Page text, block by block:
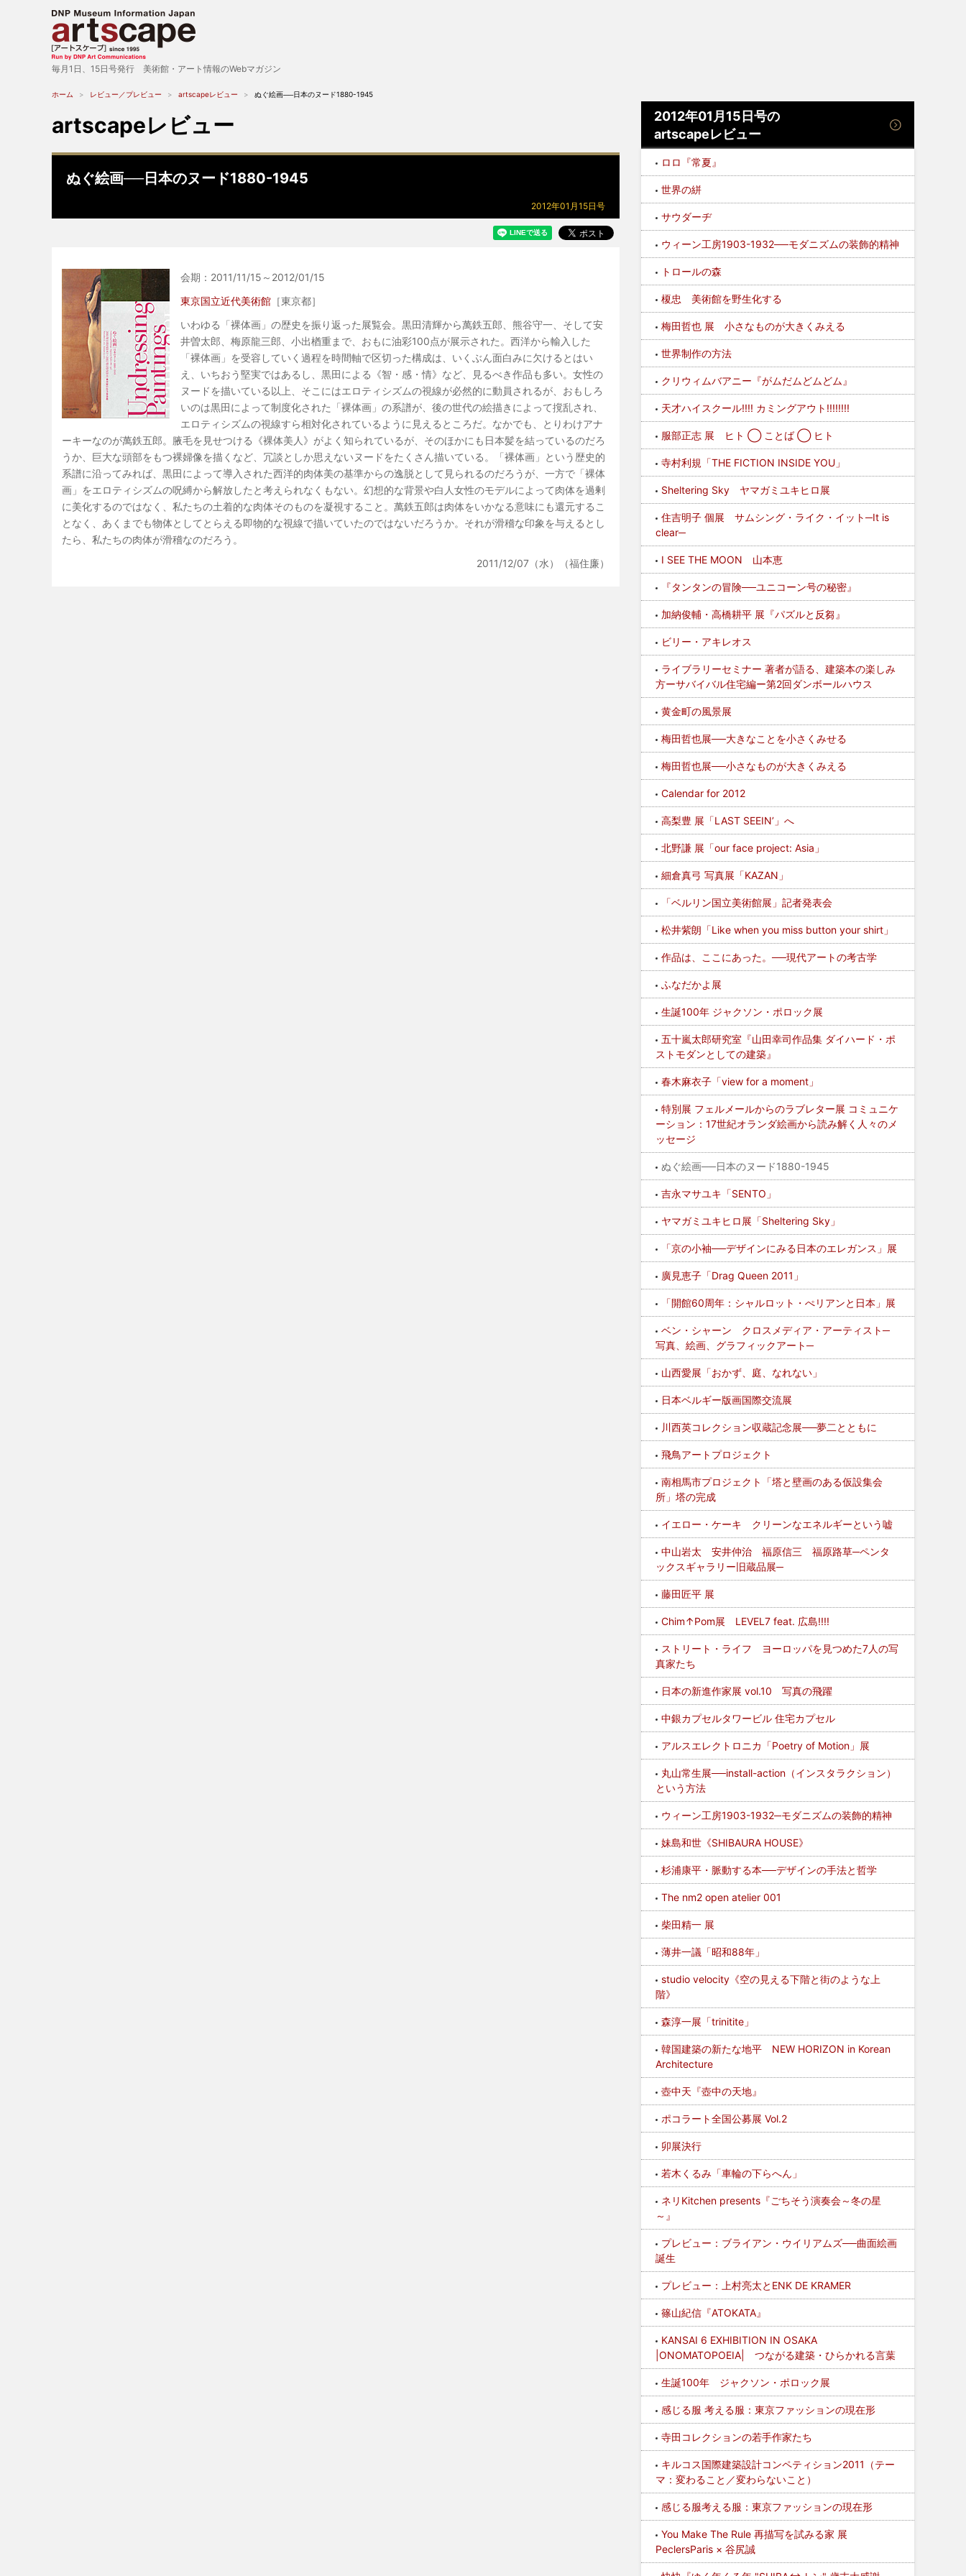
ホーム レビュー／プレビュー artscapeレビュー ぬぐ絵画──日本のヌード1880-1945
artscapeレビュー
ぬぐ絵画──日本のヌード1880-1945
2012年01月15日号
会期：2011/11/15～2012/01/15
東京国立近代美術館 ［東京都］
いわゆる「裸体画」の歴史を振り返った展覧会。黒田清輝から萬鉄五郎、熊谷守一、そして安
井曽太郎、梅原龍三郎、小出楢重まで、おもに油彩100点が展示された。西洋から輸入した
「裸体画」を受容していく過程を時間軸で区切った構成は、いくぶん面白みに欠けるとはい
え、いちおう堅実ではあるし、黒田による《智・感・情》など、見るべき作品も多い。女性の
ヌードを描いている以上、そこにはエロティシズムの視線が必然的に動員されるが、おもしろ
いのは黒田によって制度化された「裸体画」の系譜が、後の世代の絵描きによって撹乱され、
エロティシズムの視線すら相対化されているように見えるところだ。なかでも、とりわけアナ
ーキーなのが萬鉄五郎。腋毛を見せつける《裸体美人》がよく知られているが、そのほかにも日本髪を結っているのだろ
うか、巨大な頭部をもつ裸婦像を描くなど、冗談としか思えないヌードをたくさん描いている。「裸体画」という歴史的
系譜に沿ってみれば、黒田によって導入された西洋的肉体美の基準からの逸脱として見られるのだろうが、一方で「裸体
画」をエロティシズムの呪縛から解放したと考えられなくもない。幻想的な背景や白人女性のモデルによって肉体を過剰
に美化するのではなく、私たちの土着的な肉体そのものを凝視すること。萬鉄五郎は肉体をいかなる意味にも還元するこ
となく、あくまでも物体としてとらえる即物的な視線で描いていたのではないだろうか。それが滑稽な印象を与えるとし
たら、私たちの肉体が滑稽なのだろう。
2011/12/07（水）（福住廉）
2012年01月15日号の
artscapeレビュー
ロロ『常夏』
世界の絣
サウダーヂ
ウィーン工房1903-1932──モダニズムの装飾的精神
トロールの森
榎忠 美術館を野生化する
梅田哲也 展 小さなものが大きくみえる
世界制作の方法
クリウィムバアニー『がムだムどムどム』
天才ハイスクール!!!! カミングアウト!!!!!!!!
服部正志 展 ヒト ◯ ことば ◯ ヒト
寺村利規「THE FICTION INSIDE YOU」
Sheltering Sky ヤマガミユキヒロ展
住吉明子 個展 サムシング・ライク・イット─It is
clear─
I SEE THE MOON 山本恵
『タンタンの冒険──ユニコーン号の秘密』
加納俊輔・高橋耕平 展『パズルと反芻』
ビリー・アキレオス
ライブラリーセミナー 著者が語る、建築本の楽しみ
方ーサバイバル住宅編ー第2回ダンボールハウス
黄金町の風景展
梅田哲也展──大きなことを小さくみせる
梅田哲也展──小さなものが大きくみえる
Calendar for 2012
高梨豊 展「LAST SEEIN’」へ
北野謙 展「our face project: Asia」
細倉真弓 写真展「KAZAN」
「ベルリン国立美術館展」記者発表会
松井紫朗「Like when you miss button your shirt」
作品は、ここにあった。──現代アートの考古学
ふなだかよ展
生誕100年 ジャクソン・ポロック展
五十嵐太郎研究室『山田幸司作品集 ダイハード・ポ
ストモダンとしての建築』
春木麻衣子「view for a moment」
特別展 フェルメールからのラブレター展 コミュニケ
ーション：17世紀オランダ絵画から読み解く人々のメ
ッセージ
ぬぐ絵画──日本のヌード1880-1945
吉永マサユキ「SENTO」
ヤマガミユキヒロ展「Sheltering Sky」
「京の小袖──デザインにみる日本のエレガンス」展
廣見恵子「Drag Queen 2011」
「開館60周年：シャルロット・ぺリアンと日本」展
ベン・シャーン クロスメディア・アーティスト─
写真、絵画、グラフィックアート─
山西愛展「おかず、庭、なれない」
日本ベルギー版画国際交流展
川西英コレクション収蔵記念展──夢二とともに
飛鳥アートプロジェクト
南相馬市プロジェクト「塔と壁画のある仮設集会
所」塔の完成
イエロー・ケーキ クリーンなエネルギーという嘘
中山岩太 安井仲治 福原信三 福原路草─ペンタ
ックスギャラリー旧蔵品展─
藤田匠平 展
Chim↑Pom展 LEVEL7 feat. 広島!!!!
ストリート・ライフ ヨーロッパを見つめた7人の写
真家たち
日本の新進作家展 vol.10 写真の飛躍
中銀カプセルタワービル 住宅カプセル
アルスエレクトロニカ「Poetry of Motion」展
丸山常生展──install-action（インスタラクション）
という方法
ウィーン工房1903-1932─モダニズムの装飾的精神
妹島和世《SHIBAURA HOUSE》
杉浦康平・脈動する本──デザインの手法と哲学
The nm2 open atelier 001
柴田精一 展
薄井一議「昭和88年」
studio velocity《空の見える下階と街のような上
階》
森淳一展「trinitite」
韓国建築の新たな地平 NEW HORIZON in Korean
Architecture
壺中天『壺中の天地』
ポコラート全国公募展 Vol.2
卯展決行
若木くるみ「車輪の下らへん」
ネリKitchen presents『ごちそう演奏会～冬の星
～』
プレビュー：ブライアン・ウイリアムズ──曲面絵画
誕生
プレビュー：上村亮太とENK DE KRAMER
篠山紀信『ATOKATA』
KANSAI 6 EXHIBITION IN OSAKA
|ONOMATOPOEIA| つながる建築・ひらかれる言葉
生誕100年 ジャクソン・ポロック展
感じる服 考える服：東京ファッションの現在形
寺田コレクションの若手作家たち
キルコス国際建築設計コンペティション2011（テー
マ：変わること／変わらないこと）
感じる服考える服：東京ファッションの現在形
You Make The Rule 再描写を試みる家 展
PeclersParis × 谷尻誠
毎月1日、15日号発行 美術館・アート情報のWebマガジン